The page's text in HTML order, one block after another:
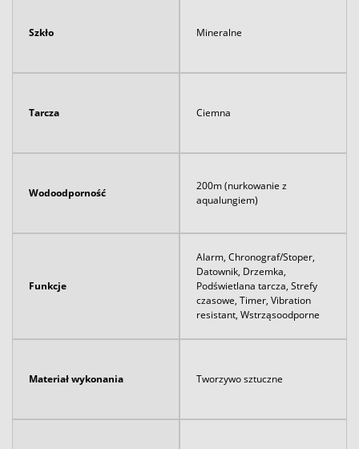
Szkło Mineralne
Tarcza Ciemna
Wodoodporność
200m (nurkowanie z
aqualungiem)
Funkcje
Alarm, Chronograf/Stoper,
Datownik, Drzemka,
Podświetlana tarcza, Strefy
czasowe, Timer, Vibration
resistant, Wstrząsoodporne
Materiał wykonania Tworzywo sztuczne